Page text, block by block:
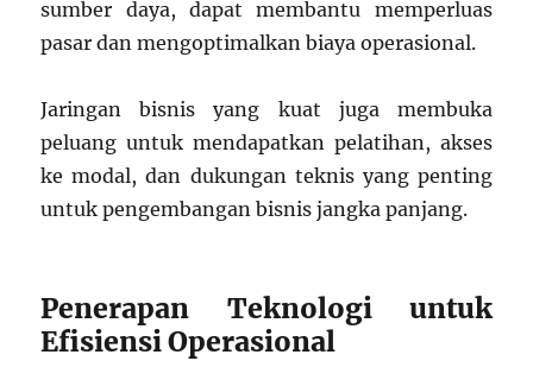
sumber daya, dapat membantu memperluas
pasar dan mengoptimalkan biaya operasional.
Jaringan bisnis yang kuat juga membuka
peluang untuk mendapatkan pelatihan, akses
ke modal, dan dukungan teknis yang penting
untuk pengembangan bisnis jangka panjang.
Penerapan Teknologi untuk
Efisiensi Operasional